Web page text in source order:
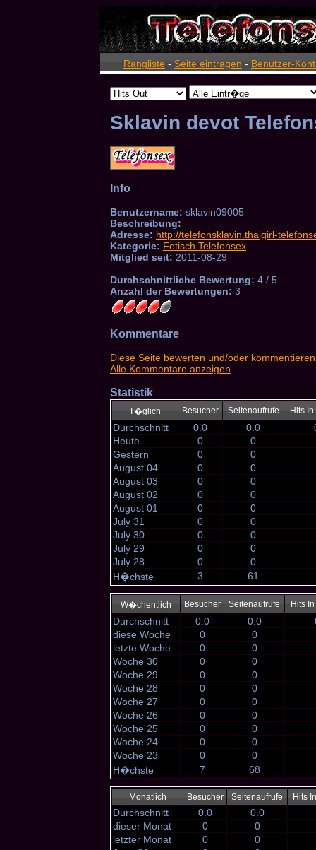
Rangliste - Seite eintragen - Benutzer-
Sklavin devot
Info
Benutzername: sklavin09005
Beschreibung:
Adresse: http://telefonsklavin.thaigirl-
Kategorie: Fetisch Telefonsex
Mitglied seit: 2011-08-29
Durchschnittliche Bewertung: 4 / 5
Anzahl der Bewertungen: 3
Kommentare
Diese Seite bewerten und/oder
Alle Kommentare anzeigen
Statistik
T�glich Besucher Seitenaufrufe Hits
Durchschnitt 0.0 0.0
Heute
0
0
Gestern
0
0
August 04
0
0
August 03
0
0
August 02
0
0
August 01
0
0
July 31
0
0
July 30
0
0
July 29
0
0
July 28
0
0
H�chste
3 61
W�chentlich Besucher Seitenaufrufe Hits
Durchschnitt 0.0 0.0
diese Woche
0
0
letzte Woche
0
0
Woche 30
0
0
Woche 29
0
0
Woche 28
0
0
Woche 27
0
0
Woche 26
0
0
Woche 25
0
0
Woche 24
0
0
Woche 23
0
0
H�chste
7 68
Monatlich Besucher Seitenaufrufe Hits
Durchschnitt 0.0
0.0
dieser Monat
0
0
letzter Monat
0
0